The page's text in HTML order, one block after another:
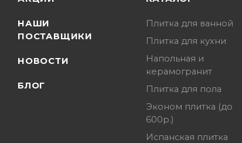
НАШИ
ПОСТАВЩИКИ
НОВОСТИ
БЛОГ
Плитка для ванной
Плитка для кухни
Напольная и
керамогранит
Плитка для пола
Эконом плитка (до
600р.)
Испанская плитка